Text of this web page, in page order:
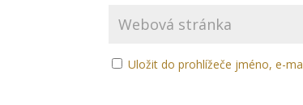
Uložit do prohlížeče jméno, e-